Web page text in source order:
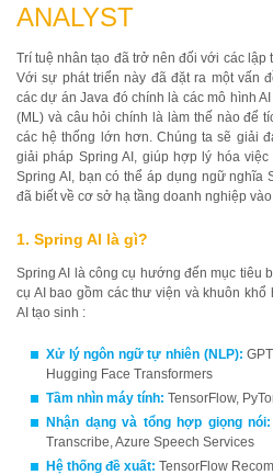
ANALYST
Trí tuệ nhân tạo đã trở nên đối với các lập
Với sự phát triển này đã đặt ra một vấn
các dự án Java đó chính là các mô hình
(ML) và câu hỏi chính là làm thế nào để
các hệ thống lớn hơn. Chúng ta sẽ giải
giải pháp Spring AI, giúp hợp lý hóa
Spring AI, bạn có thể áp dụng ngữ nghĩa
đã biết về cơ sở hạ tầng doanh nghiệp
1. Spring AI là gì?
Spring AI là công cụ hướng đến mục tiêu
cụ AI bao gồm các thư viện và khuôn
AI tạo sinh :
Xử lý ngôn ngữ tự nhiên (NLP):
Hugging Face Transformers
Tầm nhìn máy tính: TensorFlow,
Nhận dạng và tổng hợp giọng nói:
Transcribe, Azure Speech Services
Hệ thống đề xuất: TensorFlow